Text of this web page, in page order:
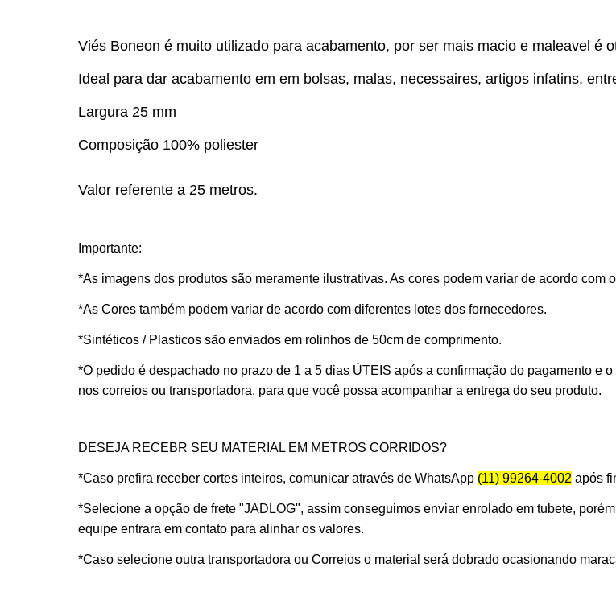
Viés Boneon é muito utilizado para acabamento, por ser mais macio e maleavel é
Ideal para dar acabamento em em bolsas, malas, necessaires, artigos infatins,
Largura 25 mm
Composição 100% poliester
Valor referente a 25 metros.
Importante:
*As imagens dos produtos são meramente ilustrativas. As cores podem variar de acordo com
*As Cores também podem variar de acordo com diferentes lotes dos fornecedores.
*Sintéticos / Plasticos são enviados em rolinhos de 50cm de comprimento.
*O pedido é despachado no prazo de 1 a 5 dias ÚTEIS após a confirmação do pagamento e
nos correios ou transportadora, para que você possa acompanhar a entrega do seu produto.
DESEJA RECEBR SEU MATERIAL EM METROS CORRIDOS?
*Caso prefira receber cortes inteiros, comunicar através de WhatsApp (11) 99264-4002 após
*Selecione a opção de frete "JADLOG", assim conseguimos enviar enrolado em tubete,
equipe entrara em contato para alinhar os valores.
*Caso selecione outra transportadora ou Correios o material será dobrado ocasionando